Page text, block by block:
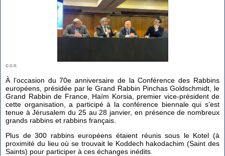
© D.R.
À l’occasion du 70e anniversaire de la Conférence des Rabbins
européens, présidée par le Grand Rabbin Pinchas Goldschmidt, le
Grand Rabbin de France, Haïm Korsia, premier vice-président de
cette organisation, a participé à la conférence biennale qui s’est
tenue à Jérusalem du 25 au 28 janvier, en présence de nombreux
grands rabbins et rabbins français.
Plus de 300 rabbins européens étaient réunis sous le Kotel (à
proximité du lieu où se trouvait le Koddech hakodachim (Saint des
Saints) pour participer à ces échanges inédits.